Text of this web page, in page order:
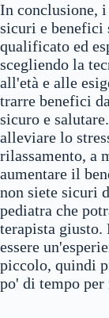
In conclusione,
sicuri e benefici
qualificato ed
scegliendo la
all'età e alle
trarre benefici
sicuro e
alleviare lo
rilassamento, a
aumentare il
non siete sicuri
pediatra che
terapista giusto.
essere
piccolo, quindi
po' di tempo